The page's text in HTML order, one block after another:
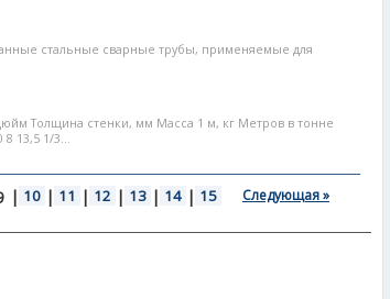
стальные сварные трубы, применяемые для
Толщина стенки, мм Масса 1 м, кг Метров в тонне
8 13,5 1/3...
| 10 | 11 | 12 | 13 | 14 | 15 Следующая »